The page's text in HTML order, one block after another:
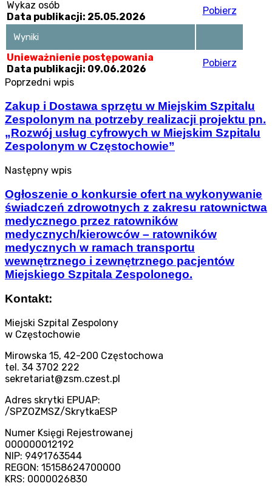
Wykaz osób
Data publikacji: 25.05.2026
Pobierz
Wyniki
Unieważnienie postępowania
Data publikacji: 09.06.2026
Pobierz
Poprzedni wpis
Zakup i Dostawa sprzętu w Miejskim Szpitalu
Zespolonym na potrzeby realizacji projektu pn.
„Rozwój usług cyfrowych w Miejskim Szpitalu
Zespolonym w Częstochowie”
Następny wpis
Ogłoszenie o konkursie ofert na wykonywanie
świadczeń zdrowotnych z zakresu ratownictwa
medycznego przez ratowników
medycznych/kierowców – ratowników
medycznych w ramach transportu
wewnętrznego i zewnętrznego pacjentów
Miejskiego Szpitala Zespolonego.
Kontakt:
Miejski Szpital Zespolony
w Częstochowie
Mirowska 15, 42-200 Częstochowa
tel. 34 3702 222
sekretariat@zsm.czest.pl
Adres skrytki EPUAP:
/SPZOZMSZ/SkrytkaESP
Numer Księgi Rejestrowanej
000000012192
NIP: 9491763544
REGON: 15158624700000
KRS: 0000026830